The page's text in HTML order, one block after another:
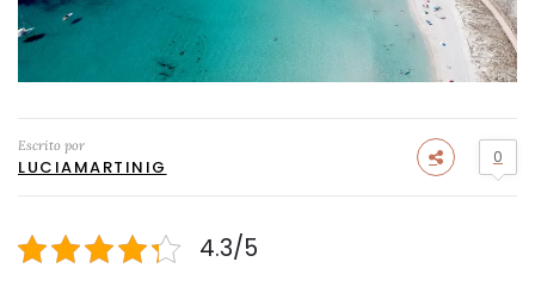
Escrito por
LUCIAMARTINIG 0
4.3/5